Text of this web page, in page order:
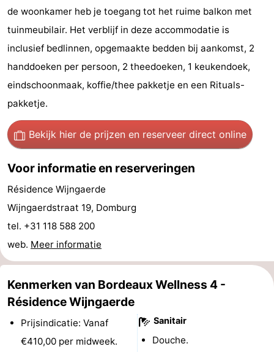
Domburg
Hof
Domburg
-
Westhove
Last
minutes
Strand
Zien
&
doen
Bezienswaardigheden
Monumenten
-
Vuurtorens
-
Uitkijkpunten
Attracties
-
Speeltuinen
de woonkamer heb je toegang tot het ruime balkon met
tuinmeubilair. Het verblijf in deze accommodatie is
inclusief bedlinnen, opgemaakte bedden bij aankomst, 2
handdoeken per persoon, 2 theedoeken, 1 keukendoek,
eindschoonmaak, koffie/thee pakketje en een Rituals-
pakketje.
Bekijk hier de prijzen en reserveer direct online
Voor informatie en reserveringen
Résidence Wijngaerde
Wijngaerdstraat 19, Domburg
tel. +31 118 588 200
web. Meer informatie
Kenmerken van Bordeaux Wellness 4 -
Résidence Wijngaerde
Prijsindicatie: Vanaf
€410,00 per midweek.
Sanitair
Douche.